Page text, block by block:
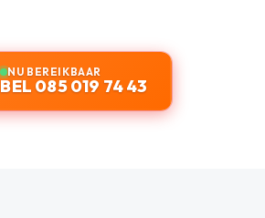
NU BEREIKBAAR
BEL 085 019 74 43